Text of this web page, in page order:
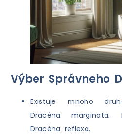
Výber Správneho
Existuje mnoho
Dracéna marginata,
Dracéna reflexa.